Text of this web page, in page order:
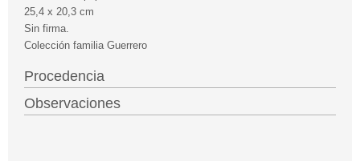
25,4 x 20,3 cm
Sin firma.
Colección familia Guerrero
Procedencia
Observaciones